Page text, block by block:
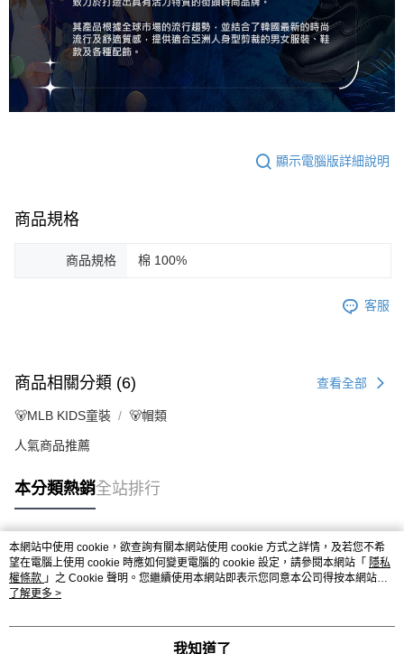
顯示電腦版詳細說明
商品規格
商品規格 棉 100%
客服
商品相關分類 (6) 查看全部
🐻MLB KIDS童裝 🐻帽類
人氣商品推薦
本分類熱銷全站排行
熱門標籤
本網站中使用 cookie，欲查詢有關本網站使用 cookie 方式之詳情，及若您不希
望在電腦上使用 cookie 時應如何變更電腦的 cookie 設定，請參閱本網站「 隱私
權條款 」之 Cookie 聲明。您繼續使用本網站即表示您同意本公司得按本網站使
用條款之 Cookie 聲明使用 cookie。
了解更多 >
我知道了